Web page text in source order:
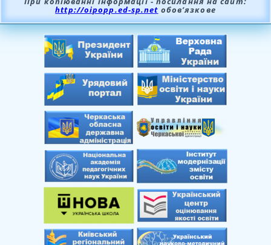
http://oipopp.ed-sp.net обов’язкове